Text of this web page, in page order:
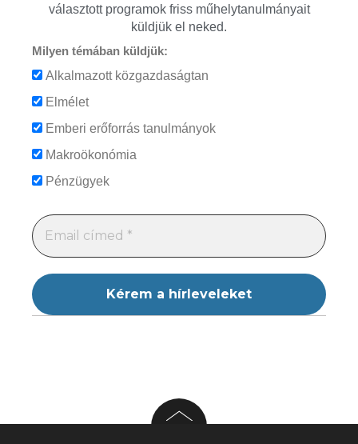
választott programok friss műhelytanulmányait
küldjük el neked.
Milyen témában küldjük:
Alkalmazott közgazdaságtan
Elmélet
Emberi erőforrás tanulmányok
Makroökonómia
Pénzügyek